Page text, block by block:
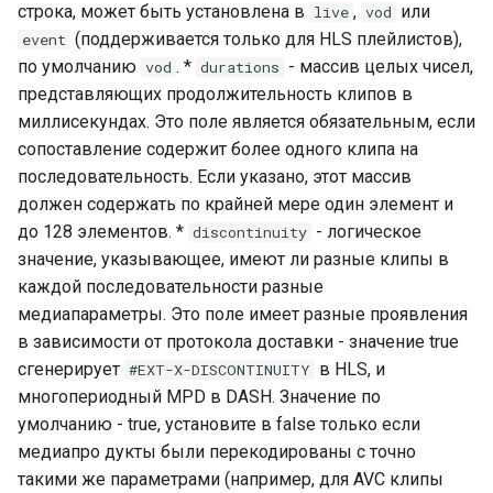
строка, может быть установлена в live , vod или
event (поддерживается только для HLS плейлистов),
по умолчанию vod . * durations - массив целых чисел,
представляющих продолжительность клипов в
миллисекундах. Это поле является обязательным, если
сопоставление содержит более одного клипа на
последовательность. Если указано, этот массив
должен содержать по крайней мере один элемент и
до 128 элементов. * discontinuity - логическое
значение, указывающее, имеют ли разные клипы в
каждой последовательности разные
медиапараметры. Это поле имеет разные проявления
в зависимости от протокола доставки - значение true
сгенерирует #EXT-X-DISCONTINUITY в HLS, и
многопериодный MPD в DASH. Значение по
умолчанию - true, установите в false только если
медиапро дукты были перекодированы с точно
такими же параметрами (например, для AVC клипы